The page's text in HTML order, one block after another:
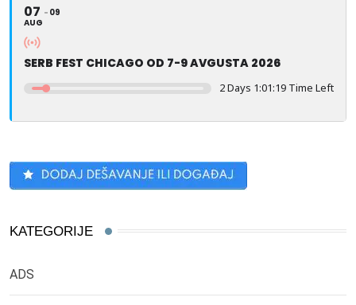
07
AUG
09
SERB FEST CHICAGO OD 7-9 AVGUSTA 2026
2 Days 1:01:17 Time Left
KATEGORIJE
ADS